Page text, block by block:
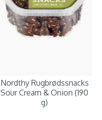
Nordthy Rugbrødssnacks
Sour Cream & Onion (190
g)